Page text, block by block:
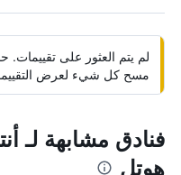
لم يتم العثور على تقييمات.
مسح كل شيء لعرض
فنادق مشابهة لـ
هوتل